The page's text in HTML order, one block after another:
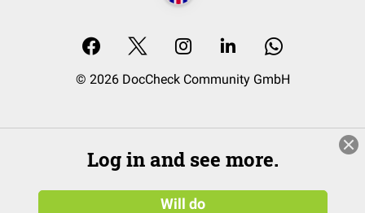
© 2026 DocCheck Community GmbH
Log in and see more.
Will do